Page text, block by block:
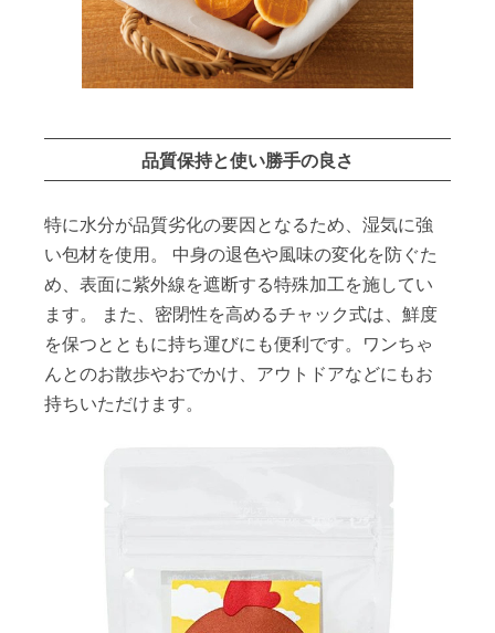
品質保持と使い勝手の良さ
特に水分が品質劣化の要因となるため、湿気に強
い包材を使用。 中身の退色や風味の変化を防ぐた
め、表面に紫外線を遮断する特殊加工を施してい
ます。 また、密閉性を高めるチャック式は、鮮度
を保つとともに持ち運びにも便利です。ワンちゃ
んとのお散歩やおでかけ、アウトドアなどにもお
持ちいただけます。